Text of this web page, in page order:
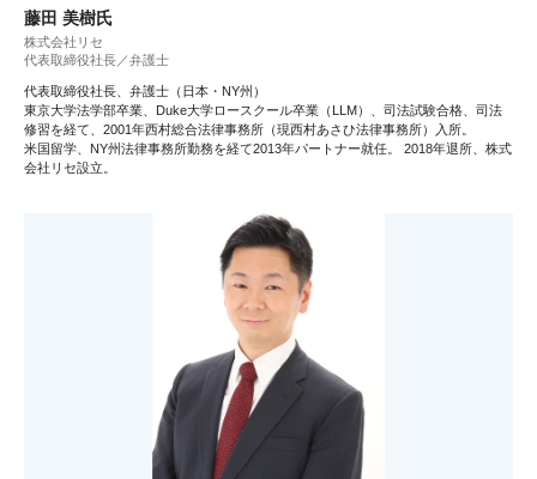
藤田 美樹氏
株式会社リセ
代表取締役社長／弁護士
代表取締役社長、弁護士（日本・NY州）
東京大学法学部卒業、Duke大学ロースクール卒業（LLM）、司法試験合格、司法
修習を経て、2001年西村総合法律事務所（現西村あさひ法律事務所）入所。
米国留学、NY州法律事務所勤務を経て2013年パートナー就任。 2018年退所、株式
会社リセ設立。